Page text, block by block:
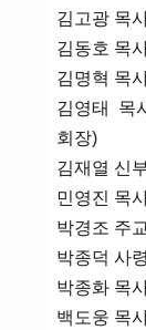
김고광 목
김동호 목
김명혁 목
김영태 목
회장)
김재열 신
민영진 목
박경조 주
박종덕 사
박종화 목
백도웅 목